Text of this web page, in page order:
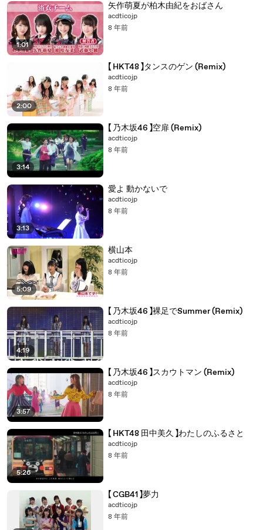
1:01
矢作萌夏が柏木由紀をおばさん
acdticojp
8 年前
2:00
【 HKT48 】タンスのゲン (Remix)
acdticojp
8 年前
3:14
【 乃木坂46 】空扉 (Remix)
acdticojp
8 年前
3:13
愛よ 動かないで
acdticojp
8 年前
5:09
横山本
acdticojp
8 年前
4:19
【 乃木坂46 】裸足でSummer (Remix)
acdticojp
8 年前
3:57
【 乃木坂46 】スカウトマン (Remix)
acdticojp
8 年前
5:26
【 HKT48 田中美久 】わたしのふるさと
acdticojp
8 年前
【 CGB41 】夢力
acdticojp
8 年前